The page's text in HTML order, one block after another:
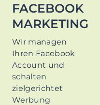
FACEBOOK
MARKETING
Wir managen
Ihren Facebook
Account und
schalten
zielgerichtet
Werbung